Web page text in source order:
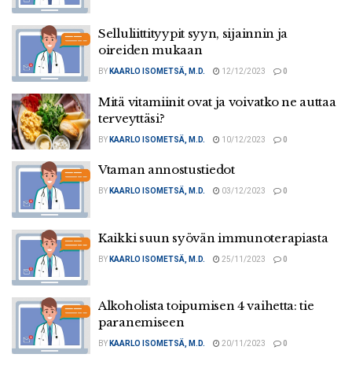
Selluliittityypit syyn, sijainnin ja
oireiden mukaan
BY KAARLO ISOMETSÄ, M.D. 12/12/2023 0
Mitä vitamiinit ovat ja voivatko ne auttaa
terveyttäsi?
BY KAARLO ISOMETSÄ, M.D. 10/12/2023 0
Vtaman annostustiedot
BY KAARLO ISOMETSÄ, M.D. 03/12/2023 0
Kaikki suun syövän immunoterapiasta
BY KAARLO ISOMETSÄ, M.D. 25/11/2023 0
Alkoholista toipumisen 4 vaihetta: tie
paranemiseen
BY KAARLO ISOMETSÄ, M.D. 20/11/2023 0